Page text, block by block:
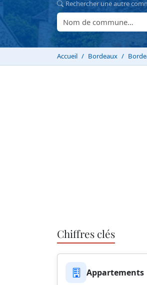
Rechercher une autre
Accueil Bordeaux
Chiffres clés
Appartements